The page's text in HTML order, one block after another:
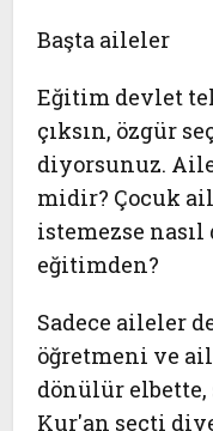
Başta aileler
Eğitim devlet
çıksın, özgür
diyorsunuz.
midir? Çocuk
istemezse
eğitimden?
Sadece aileler
öğretmeni ve
dönülür elbette,
Kur'an seçti